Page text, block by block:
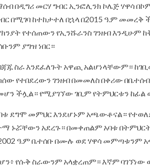
በዲግሪ መርሃ ግብር ኢንፎሊንክ ኮሌጅ ሃዋሳ
በሚገባ ከተከታተለ በኋላ በ2015 ዓ.ም መመረቅ
የተሰጠውን የኢንሹራንስ ገንዘብ እንዲሁም
ያግዝ ነበር።
ስራ እንደፈለጉት አዋጪ አልሆነላቸውም።
የተበደረውን ገንዘብ በመመለስ በቀሪው
ችሏል። የሚያገኘው ገቢም የትምህርቱን ከፊል
ደግሞ መምህር እንደሆኑም አጫውቶናል።
ኑሯቸውን አደረጉ። በመቀጠልም አባቱ
ዓ.ም ቤተሰቡ በሙሉ ወደ ሃዋሳ መምጣቱንም
የሱቅ ስራውንም አላቋረጠም። እኛም